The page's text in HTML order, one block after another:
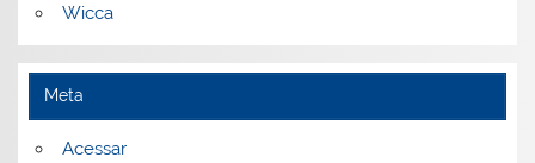
Wicca
Meta
Acessar